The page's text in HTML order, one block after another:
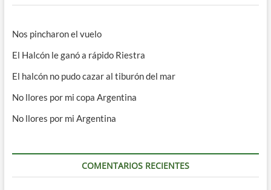
Nos pincharon el vuelo
El Halcón le ganó a rápido Riestra
El halcón no pudo cazar al tiburón del mar
No llores por mi copa Argentina
No llores por mi Argentina
COMENTARIOS RECIENTES